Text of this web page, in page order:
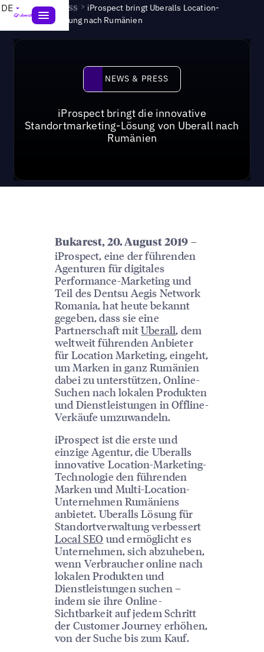
DE News & Press > iProspect bringt Uberalls Location-
Marketing-Lösung nach Rumänien
News & Press
NEWS & PRESS
iProspect bringt die innovative
Standortmarketing-Lösung von Uberall nach
Rumänien
Bukarest, 20. August 2019 –
iProspect, eine der führenden
Agenturen für digitales
Performance-Marketing und
Teil des Dentsu Aegis Network
Romania, hat heute bekannt
gegeben, dass sie eine
Partnerschaft mitUberall, dem
weltweit führenden Anbieter
für Location Marketing, eingeht,
um Marken in ganz Rumänien
dabei zu unterstützen, Online-
Suchen nach lokalen Produkten
und Dienstleistungen in Offline-
Verkäufe umzuwandeln.
iProspect ist die erste und
einzige Agentur, die Uberalls
innovative Location-Marketing-
Technologie den führenden
Marken und Multi-Location-
Unternehmen Rumäniens
anbietet. Uberalls Lösung für
Standortverwaltung verbessert
Local SEO und ermöglicht es
Unternehmen, sich abzuheben,
wenn Verbraucher online nach
lokalen Produkten und
Dienstleistungen suchen –
indem sie ihre Online-
Sichtbarkeit auf jedem Schritt
der Customer Journey erhöhen,
von der Suche bis zum Kauf.